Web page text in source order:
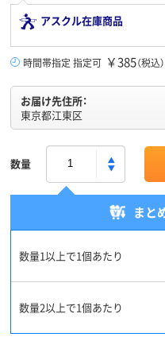
アスクル在庫商品
時間帯指定 指定可 ￥385（税込）
お届け先住所：
東京都江東区
数量
まと
数量1以上で1個あたり
数量2以上で1個あたり